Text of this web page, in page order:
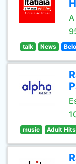
A
talk News
music Adult Hits